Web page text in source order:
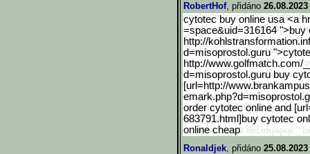
RobertHof, přidáno
cytotec buy online usa <a
=space&uid=316164
http://kohlstransformation.inf
d=misoprostol.guru
http://www.golfmatch.com/
d=misoprostol.guru buy
[url=http://www.brankampu
order cytotec online and
683791.html]buy cytotec
online cheap
Ronaldjek, přidáno